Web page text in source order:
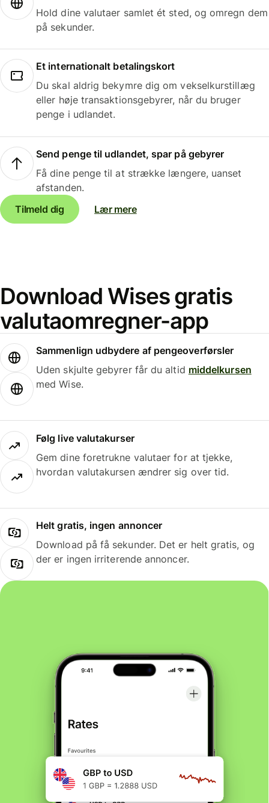
Hold dine valutaer samlet ét sted, og omregn dem
på sekunder.
Et internationalt betalingskort
Du skal aldrig bekymre dig om vekselkurstillæg
eller høje transaktionsgebyrer, når du bruger
penge i udlandet.
Send penge til udlandet, spar på gebyrer
Få dine penge til at strække længere, uanset
afstanden.
Tilmeld dig
Lær mere
Download Wises gratis
valutaomregner-app
Sammenlign udbydere af pengeoverførsler
Uden skjulte gebyrer får du altid middelkursen
med Wise.
Følg live valutakurser
Gem dine foretrukne valutaer for at tjekke,
hvordan valutakursen ændrer sig over tid.
Helt gratis, ingen annoncer
Download på få sekunder. Det er helt gratis, og
der er ingen irriterende annoncer.